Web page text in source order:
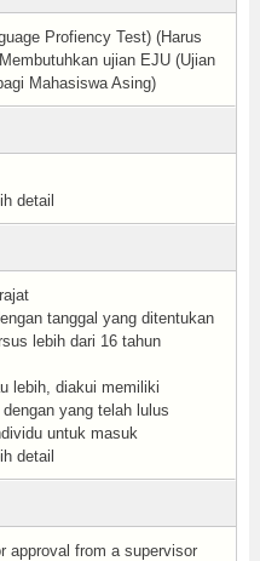
Profiency Test) (Harus
ujian EJU (Ujian
Mahasiswa Asing)
detail
tanggal yang ditentukan
lebih dari 16 tahun
lebih, diakui memiliki
yang telah lulus
untuk masuk
detail
approval from a supervisor